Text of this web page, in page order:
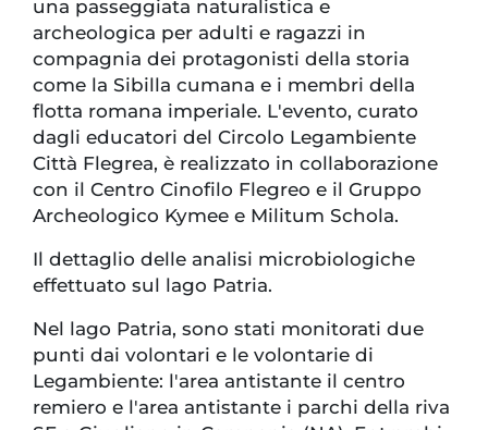
una passeggiata naturalistica e
archeologica per adulti e ragazzi in
compagnia dei protagonisti della storia
come la Sibilla cumana e i membri della
flotta romana imperiale. L'evento, curato
dagli educatori del Circolo Legambiente
Città Flegrea, è realizzato in collaborazione
con il Centro Cinofilo Flegreo e il Gruppo
Archeologico Kymee e Militum Schola.
Il dettaglio delle analisi microbiologiche
effettuato sul lago Patria.
Nel lago Patria, sono stati monitorati due
punti dai volontari e le volontarie di
Legambiente: l'area antistante il centro
remiero e l'area antistante i parchi della riva